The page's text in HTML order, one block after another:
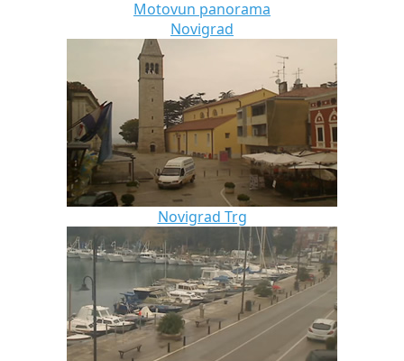
Motovun panorama
Novigrad
Novigrad Trg